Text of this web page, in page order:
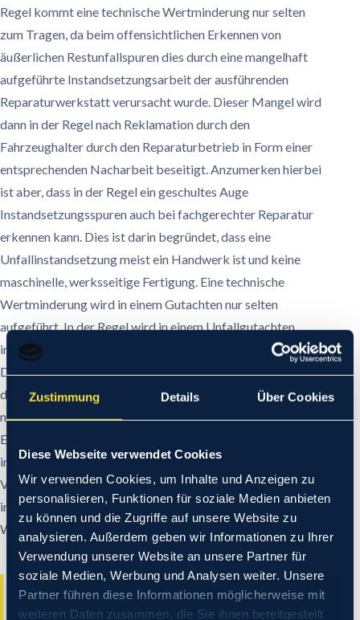
Zustimmung Details Über Cookies
Diese Webseite verwendet Cookies
Wir verwenden Cookies, um Inhalte und Anzeigen zu
personalisieren, Funktionen für soziale Medien anbieten
zu können und die Zugriffe auf unsere Website zu
analysieren. Außerdem geben wir Informationen zu Ihrer
Verwendung unserer Website an unsere Partner für
soziale Medien, Werbung und Analysen weiter. Unsere
Partner führen diese Informationen möglicherweise mit
weiteren Daten zusammen, die Sie ihnen bereitgestellt
Regel kommt eine technische Wertminderung nur selten
zum Tragen, da beim offensichtlichen Erkennen von
äußerlichen Restunfallspuren dies durch eine mangelhaft
aufgeführte Instandsetzungsarbeit der ausführenden
Reparaturwerkstatt verursacht wurde. Dieser Mangel wird
dann in der Regel nach Reklamation durch den
Fahrzeughalter durch den Reparaturbetrieb in Form einer
entsprechenden Nacharbeit beseitigt. Anzumerken hierbei
ist aber, dass in der Regel ein geschultes Auge
Instandsetzungsspuren auch bei fachgerechter Reparatur
erkennen kann. Dies ist darin begründet, dass eine
Unfallinstandsetzung meist ein Handwerk ist und keine
maschinelle, werksseitige Fertigung. Eine technische
Wertminderung wird in einem Gutachten nur selten
aufgeführt. In der Regel wird in einem Unfallgutachten
immer von einer merkantilen Wertminderung gesprochen.
Der häufigste Fall einer technischen Wertminderung ist der,
dass eine fachgerechte Reparatur wegen äußerer Umstände
nicht möglich ist. Wenn zum Beispiel für ein Sonderfahrzeug
Ersatzteile nicht oder nicht zeitnah beschaffbar sind, kann
im Einzelfall der für den Geschädigten wie für die
Versicherung sinnvolle Weg darin bestehen, zu
improvisieren und den Nachteil mit einer technischen
Wertminderung auszugleichen.